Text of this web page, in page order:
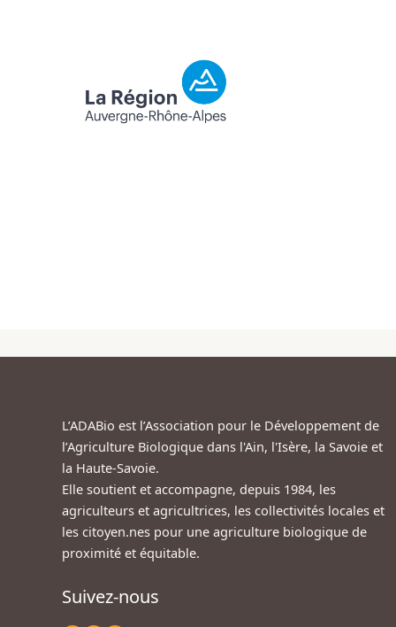
L’ADABio est l’Association pour le Développement de
l’Agriculture Biologique dans l'Ain, l'Isère, la Savoie et
la Haute-Savoie.
Elle soutient et accompagne, depuis 1984, les
agriculteurs et agricultrices, les collectivités locales et
les citoyen.nes pour une agriculture biologique de
proximité et équitable.
Suivez-nous